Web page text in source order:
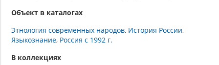
Объект в каталогах
Этнология современных народов История России
Языкознание Россия с 1992 г.
В коллекциях